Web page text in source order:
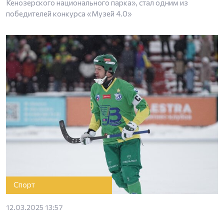
Кенозерского национального парка», стал одним из
победителей конкурса «Музей 4.0»
Спорт
12.03.2025 13:57